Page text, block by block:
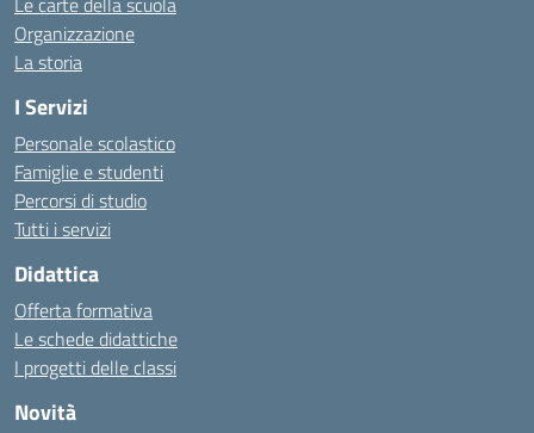
Organizzazione
La storia
I Servizi
Personale scolastico
Famiglie e studenti
Percorsi di studio
Tutti i servizi
Didattica
Offerta formativa
Le schede didattiche
I progetti delle classi
Novità